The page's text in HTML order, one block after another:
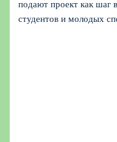
подают проект как шаг
студентов и молодых